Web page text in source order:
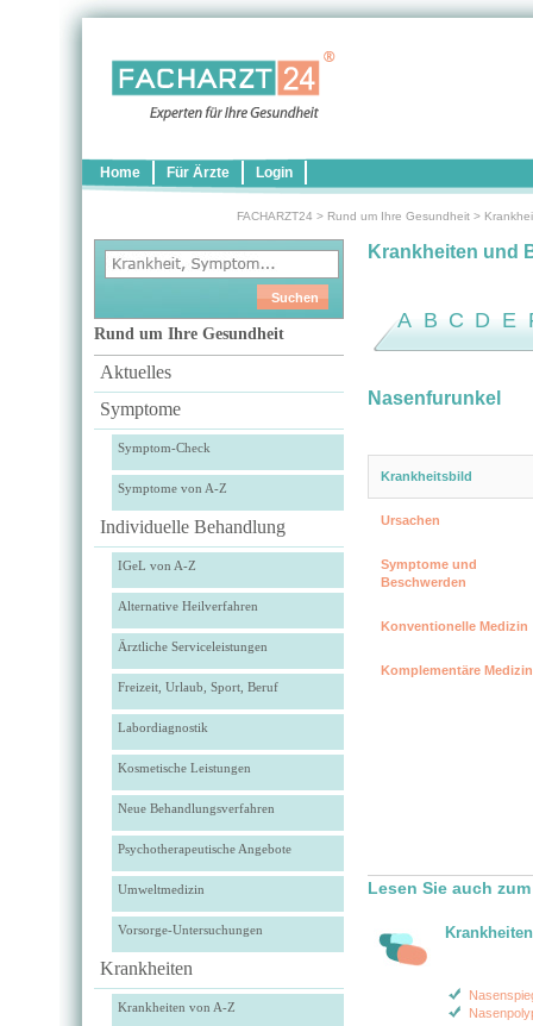
Home Für Ärzte Login
FACHARZT24 > Rund um Ihre Gesundheit >
Rund um Ihre Gesundheit
Aktuelles
Symptome
Symptom-Check
Symptome von A-Z
Individuelle Behandlung
IGeL von A-Z
Alternative Heilverfahren
Ärztliche Serviceleistungen
Freizeit, Urlaub, Sport, Beruf
Labordiagnostik
Kosmetische Leistungen
Neue Behandlungsverfahren
Psychotherapeutische Angebote
Umweltmedizin
Vorsorge-Untersuchungen
Krankheiten
Krankheiten von A-Z
Krankheiten und
A B C D E
Nasenfurunkel
Krankheitsbild
Ursachen
Symptome und
Beschwerden
Konventionelle Medizin
Komplementäre Medizin
Lesen Sie auch
Krankheiten